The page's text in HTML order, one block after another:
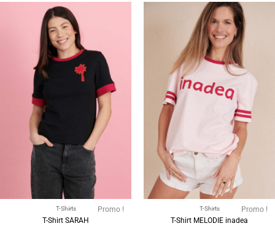
Promo !
T-Shirts
T-Shirt SARAH
prix
initial
était :
€68,00.
Promo !
T-Shirts
T-Shirt MELODIE inadea
Le
prix
initial
était :
€65,00.
Le
prix
actuel
est :
€26,00.